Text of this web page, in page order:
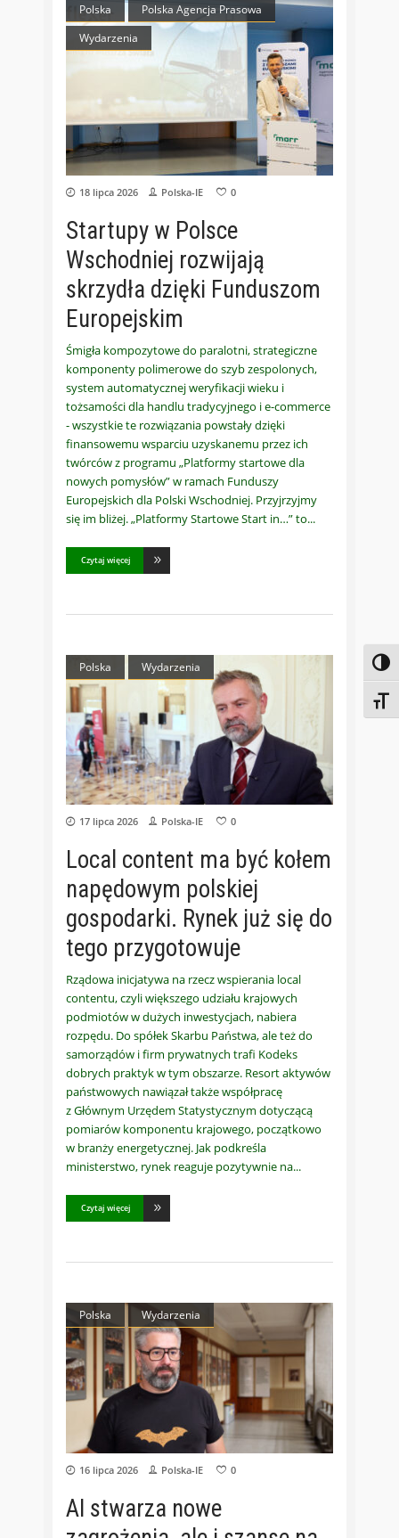
Polska
Polska Agencja Prasowa
Wydarzenia
18 lipca 2026 Polska-IE 0
Startupy w Polsce
Wschodniej rozwijają
skrzydła dzięki Funduszom
Europejskim
Śmigła kompozytowe do paralotni, strategiczne
komponenty polimerowe do szyb zespolonych,
system automatycznej weryfikacji wieku i
tożsamości dla handlu tradycyjnego i e-commerce
- wszystkie te rozwiązania powstały dzięki
finansowemu wsparciu uzyskanemu przez ich
twórców z programu „Platformy startowe dla
nowych pomysłów” w ramach Funduszy
Europejskich dla Polski Wschodniej. Przyjrzyjmy
się im bliżej. „Platformy Startowe Start in…” to
Czytaj więcej
Polska Wydarzenia
17 lipca 2026 Polska-IE 0
Local content ma być kołem
napędowym polskiej
gospodarki. Rynek już się do
tego przygotowuje
Rządowa inicjatywa na rzecz wspierania local
contentu, czyli większego udziału krajowych
podmiotów w dużych inwestycjach, nabiera
rozpędu. Do spółek Skarbu Państwa, ale też do
samorządów i firm prywatnych trafi Kodeks
dobrych praktyk w tym obszarze. Resort aktywów
państwowych nawiązał także współpracę
z Głównym Urzędem Statystycznym dotyczącą
pomiarów komponentu krajowego, początkowo
w branży energetycznej. Jak podkreśla
ministerstwo, rynek reaguje pozytywnie na
Czytaj więcej
Polska Wydarzenia
16 lipca 2026 Polska-IE 0
AI stwarza nowe